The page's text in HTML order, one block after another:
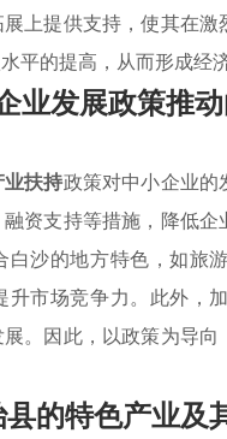
上提供支持，使其在
平的提高，从而形成经
业发展政策推
业扶持政策对中小企业
融资支持等措施，降低
沙的地方特色，如旅
升市场竞争力。此外，
。因此，以政策为导
的特色产业及